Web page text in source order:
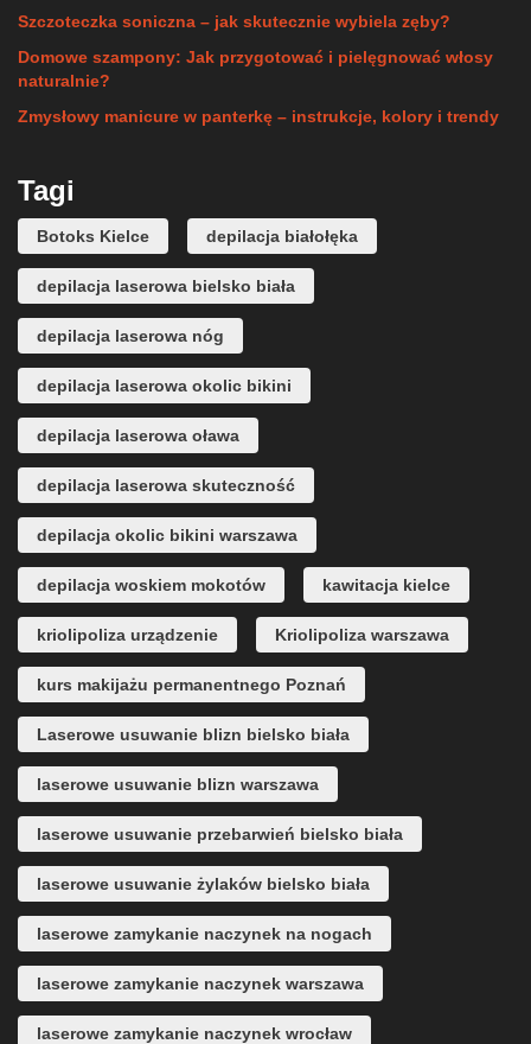
Szczoteczka soniczna – jak skutecznie wybiela zęby?
Domowe szampony: Jak przygotować i pielęgnować włosy
naturalnie?
Zmysłowy manicure w panterkę – instrukcje, kolory i trendy
Tagi
Botoks Kielce depilacja białołęka
depilacja laserowa bielsko biała
depilacja laserowa nóg
depilacja laserowa okolic bikini
depilacja laserowa oława
depilacja laserowa skuteczność
depilacja okolic bikini warszawa
depilacja woskiem mokotów kawitacja kielce
kriolipoliza urządzenie Kriolipoliza warszawa
kurs makijażu permanentnego Poznań
Laserowe usuwanie blizn bielsko biała
laserowe usuwanie blizn warszawa
laserowe usuwanie przebarwień bielsko biała
laserowe usuwanie żylaków bielsko biała
laserowe zamykanie naczynek na nogach
laserowe zamykanie naczynek warszawa
laserowe zamykanie naczynek wrocław